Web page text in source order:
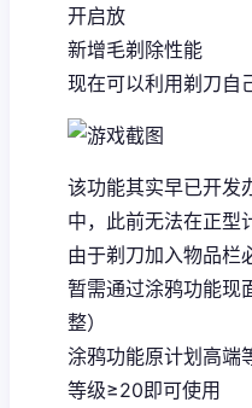
开启放
新增毛剃除性能
现在可以利用剃刀自
该功能其实早已开发
中，此前无法在正型
由于剃刀加入物品栏
暂需通过涂鸦功能现
整）
涂鸦功能原计划高端
等级≥20即可使用